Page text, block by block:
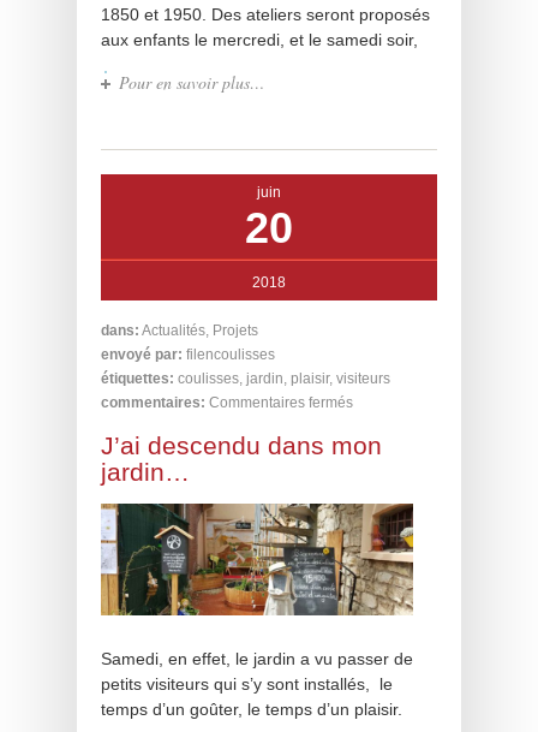
1850 et 1950. Des ateliers seront proposés
aux enfants le mercredi, et le samedi soir,
Pour en savoir plus…
juin
20
2018
dans: Actualités, Projets
envoyé par: filencoulisses
étiquettes: coulisses, jardin, plaisir, visiteurs
commentaires: Commentaires fermés
J’ai descendu dans mon
jardin…
Samedi, en effet, le jardin a vu passer de
petits visiteurs qui s’y sont installés, le
temps d’un goûter, le temps d’un plaisir.